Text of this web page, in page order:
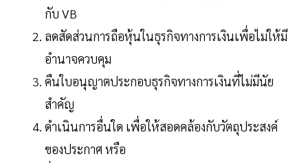
กับ VB
ลดสัดส่วนการถือหุ้นในธุรกิจทางการเงินเพื่อไม่ให้มี
อำนาจควบคุม
คืนใบอนุญาตประกอบธุรกิจทางการเงินที่ไม่มีนัย
สำคัญ
ดำเนินการอื่นใด เพื่อให้สอดคล้องกับวัตถุประสงค์
ของประกาศ หรือ